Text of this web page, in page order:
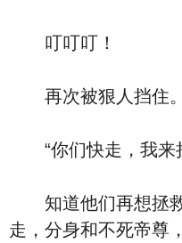
叮叮叮！
再次被狠人挡住。
“你们快走，我来
知道他们再想拯救
走，分身和不死帝尊